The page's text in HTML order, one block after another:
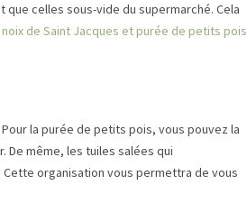
celles sous-vide du supermarché. Cela
noix de Saint Jacques et purée de petits pois
la purée de petits pois, vous pouvez la
De même, les tuiles salées qui
organisation vous permettra de vous